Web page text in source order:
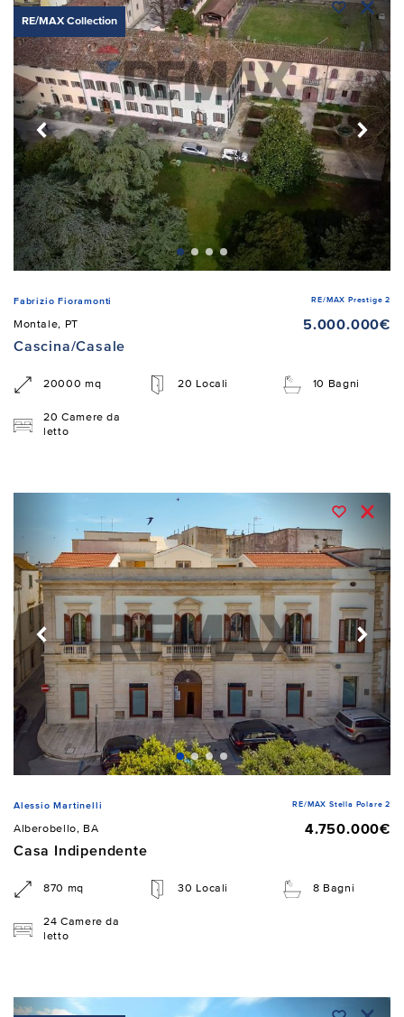
RE/MAX Collection
Fabrizio Fioramonti RE/MAX Prestige 2
Montale, PT
5.000.000€
Cascina/Casale
20000 mq 20 Locali 10 Bagni
20 Camere da
letto
Alessio Martinelli RE/MAX Stella Polare 2
Alberobello, BA
4.750.000€
Casa Indipendente
870 mq 30 Locali 8 Bagni
24 Camere da
letto